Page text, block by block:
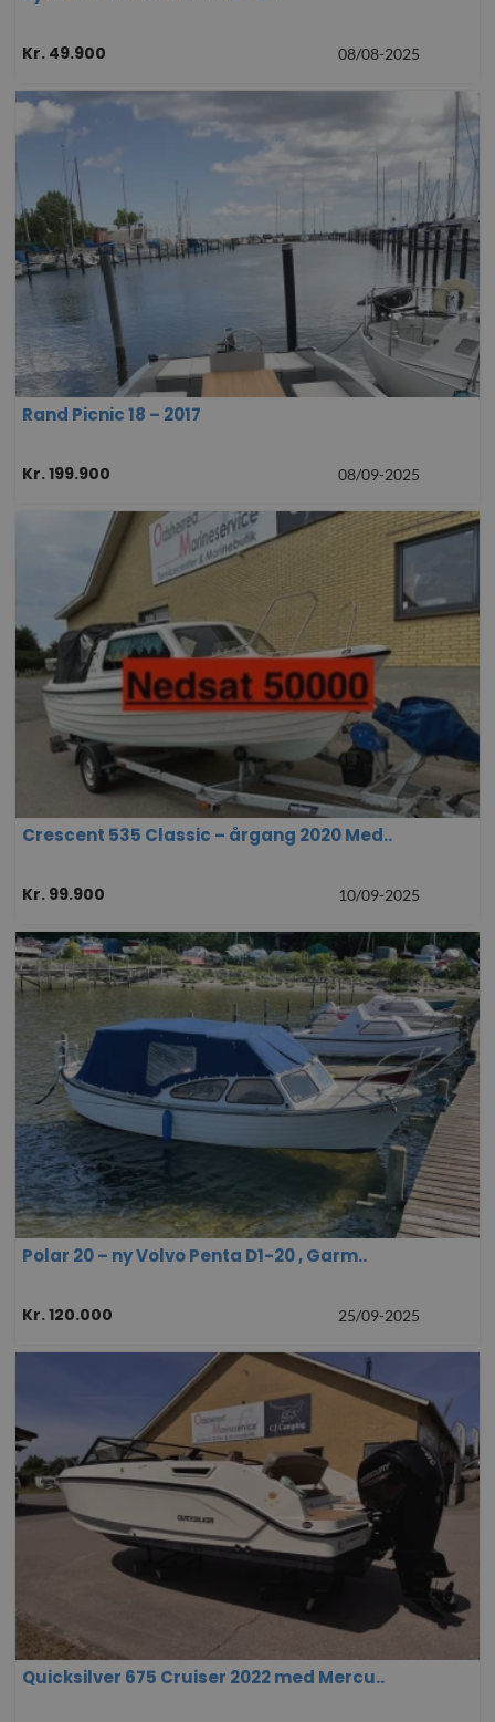
Kr. 49.900 08/08-2025
Rand Picnic 18 – 2017
Kr. 199.900 08/09-2025
Crescent 535 Classic – årgang 2020 Med..
Kr. 99.900 10/09-2025
Polar 20 – ny Volvo Penta D1-20 , Garm..
Kr. 120.000 25/09-2025
Quicksilver 675 Cruiser 2022 med Mercu..